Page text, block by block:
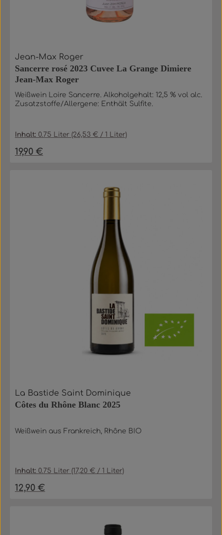
Jean-Max Roger
Sancerre rosé 2023 Cuvee La Grange Dimiere
Jean-Max Roger
Weißwein Loire Sancerre. Alkoholgehalt: 12,5 % vol alc.
Zusatzstoffe/Allergene: Enthält Sulfite.
Inhalt:0.75 Liter (26,53 € / 1 Liter)
Regulärer Preis:
19,90 €
La Bastide Saint Dominique
Côtes du Rhône Blanc 2025
Weißwein aus Frankreich, Rhône BIO
Inhalt:0.75 Liter (17,20 € / 1 Liter)
Regulärer Preis:
12,90 €